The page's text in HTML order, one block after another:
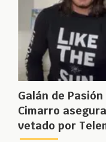
Galán de
Cimarro
vetado por